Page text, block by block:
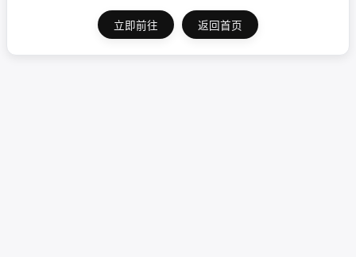
立即前往 返回首页